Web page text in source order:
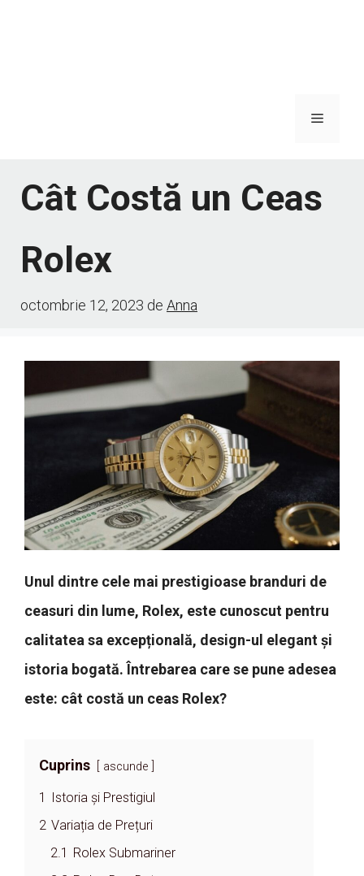
Meniu
Cât Costă un Ceas
Rolex
octombrie 12, 2023 de Anna
Unul dintre cele mai prestigioase branduri de
ceasuri din lume, Rolex, este cunoscut pentru
calitatea sa excepțională, design-ul elegant și
istoria bogată. Întrebarea care se pune adesea
este: cât costă un ceas Rolex?
Cuprins ascunde
1
Istoria și Prestigiul
2 Variația de Prețuri
2.1
Rolex Submariner